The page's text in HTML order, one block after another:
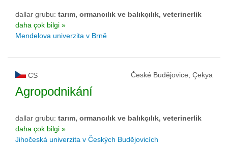
dallar grubu: tarım, ormancılık ve balıkçılık, veterinerlik
daha çok bilgi »
Mendelova univerzita v Brně
CS České Budějovice, Çekya
Agropodnikání
dallar grubu: tarım, ormancılık ve balıkçılık, veterinerlik
daha çok bilgi »
Jihočeská univerzita v Českých Budějovicích